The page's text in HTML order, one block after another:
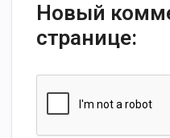
Новый
странице: